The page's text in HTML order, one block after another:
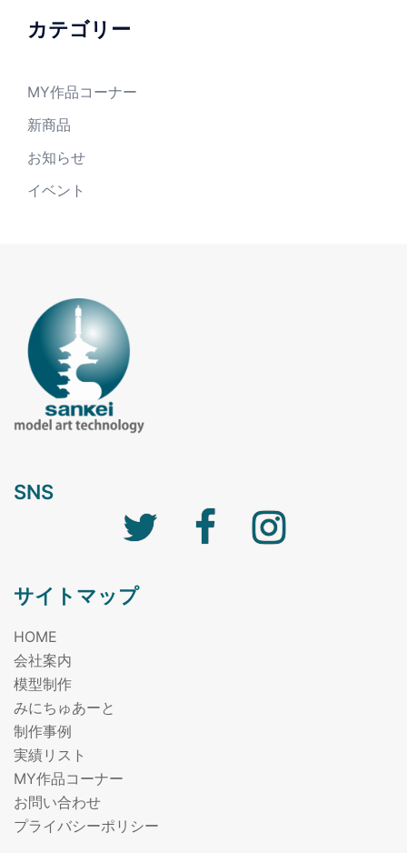
カテゴリー
MY作品コーナー
新商品
お知らせ
イベント
SNS
サイトマップ
HOME
会社案内
模型制作
みにちゅあーと
制作事例
実績リスト
MY作品コーナー
お問い合わせ
プライバシーポリシー